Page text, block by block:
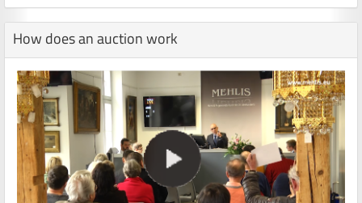
How does an auction work